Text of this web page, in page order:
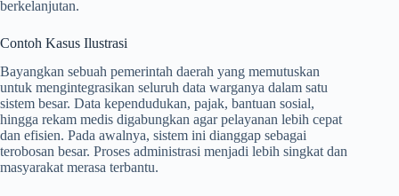
berkelanjutan.
Contoh Kasus Ilustrasi
Bayangkan sebuah pemerintah daerah yang memutuskan
untuk mengintegrasikan seluruh data warganya dalam satu
sistem besar. Data kependudukan, pajak, bantuan sosial,
hingga rekam medis digabungkan agar pelayanan lebih cepat
dan efisien. Pada awalnya, sistem ini dianggap sebagai
terobosan besar. Proses administrasi menjadi lebih singkat dan
masyarakat merasa terbantu.